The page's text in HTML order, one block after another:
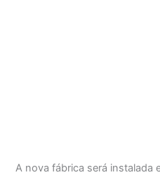
A nova fábrica será instalada